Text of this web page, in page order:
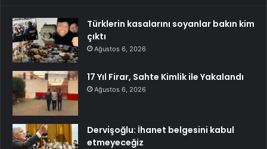
Türklerin kasalarını soyanlar bakın kim
çıktı
Ağustos 6, 2026
17 Yıl Firar, Sahte Kimlik ile Yakalandı
Ağustos 6, 2026
Dervişoğlu: İhanet belgesini kabul
etmeyeceğiz